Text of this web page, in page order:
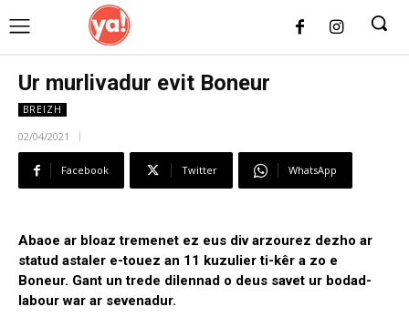
Ur murlivadur evit Boneur
BREIZH
02/04/2021
Facebook Twitter WhatsApp
Abaoe ar bloaz tremenet ez eus div arzourez dezho ar
statud astaler e-touez an 11 kuzulier ti-kêr a zo e
Boneur. Gant un trede dilennad o deus savet ur bodad-
labour war ar sevenadur.